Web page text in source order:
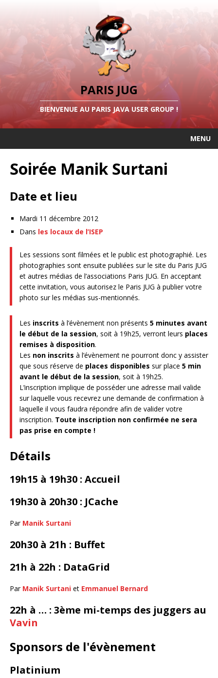
PARIS JUG
BIENVENUE AU PARIS JAVA USER GROUP !
MENU
Soirée Manik Surtani
Date et lieu
Mardi 11 décembre 2012
Dans les locaux de l’ISEP
Les sessions sont filmées et le public est photographié. Les
photographies sont ensuite publiées sur le site du Paris JUG
et autres médias de l’associations Paris JUG. En acceptant
cette invitation, vous autorisez le Paris JUG à publier votre
photo sur les médias sus-mentionnés.
Les inscrits à l’évènement non présents 5 minutes avant
le début de la session, soit à 19h25, verront leurs places
remises à disposition.
Les non inscrits à l’évènement ne pourront donc y assister
que sous réserve de places disponibles sur place 5 min
avant le début de la session, soit à 19h25.
L’inscription implique de posséder une adresse mail valide
sur laquelle vous recevrez une demande de confirmation à
laquelle il vous faudra répondre afin de valider votre
inscription. Toute inscription non confirmée ne sera
pas prise en compte !
Détails
19h15 à 19h30 : Accueil
19h30 à 20h30 : JCache
Par Manik Surtani
20h30 à 21h : Buffet
21h à 22h : DataGrid
Par Manik Surtani et Emmanuel Bernard
22h à … : 3ème mi-temps des juggers au
Vavin
Sponsors de l'évènement
Platinium